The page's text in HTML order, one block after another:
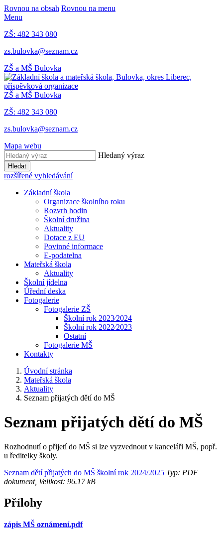
Rovnou na obsah Rovnou na menu
Menu
ZŠ: 482 343 080
zs.bulovka@seznam.cz
ZŠ a MŠ Bulovka
ZŠ a MŠ Bulovka
ZŠ: 482 343 080
zs.bulovka@seznam.cz
Mapa webu
Hledaný výraz
Hledat
rozšířené vyhledávání
Základní škola
Organizace školního roku
Rozvrh hodin
Školní družina
Aktuality
Dotace z EU
Povinné informace
E-podatelna
Mateřská škola
Aktuality
Školní jídelna
Úřední deska
Fotogalerie
Fotogalerie ZŠ
Školní rok 2023⁄2024
Školní rok 2022⁄2023
Ostatní
Fotogalerie MŠ
Kontakty
Úvodní stránka
Mateřská škola
Aktuality
Seznam přijatých dětí do MŠ
Seznam přijatých dětí do MŠ
Rozhodnutí o přijetí do MŠ si lze vyzvednout v kanceláři MŠ, popř.
u ředitelky školy.
Seznam dětí přijatých do MŠ školní rok 2024/2025 Typ: PDF
dokument, Velikost: 96.17 kB
Přílohy
zápis MŠ oznámení.pdf